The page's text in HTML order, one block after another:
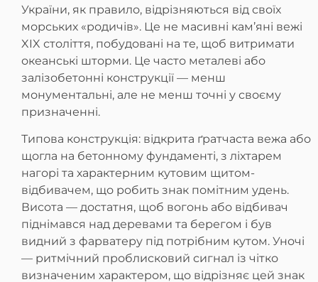
України, як правило, відрізняються від своїх
морських «родичів». Це не масивні кам’яні вежі
XIX століття, побудовані на те, щоб витримати
океанські шторми. Це часто металеві або
залізобетонні конструкції — менш
монументальні, але не менш точні у своєму
призначенні.
Типова конструкція: відкрита ґратчаста вежа або
щогла на бетонному фундаменті, з ліхтарем
нагорі та характерним кутовим щитом-
відбивачем, що робить знак помітним удень.
Висота — достатня, щоб вогонь або відбивач
піднімався над деревами та берегом і був
видний з фарватеру під потрібним кутом. Уночі
— ритмічний проблисковий сигнал із чітко
визначеним характером, що відрізняє цей знак